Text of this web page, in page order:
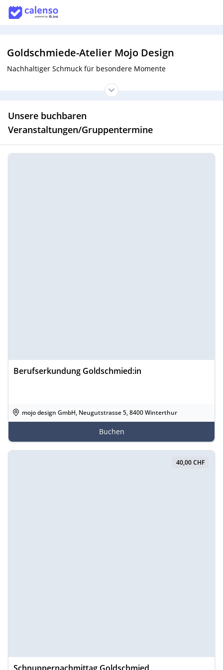
Goldschmiede-Atelier Mojo Design
Nachhaltiger Schmuck für besondere Momente
Unsere buchbaren
Veranstaltungen/Gruppentermine
Berufserkundung Goldschmied:in
mojo design GmbH, Neugutstrasse 5, 8400 Winterthur
Buchen
40,00 CHF